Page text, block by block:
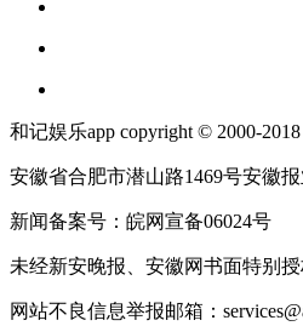
和记娱乐app copyright © 2000-2018
安徽省合肥市潜山路1469号安徽
新闻备案号：皖网宣备06024号
未经新安晚报、安徽网书面特别
网站不良信息举报邮箱：